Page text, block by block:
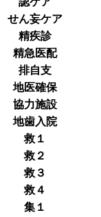
せん妄ケア
精疾診
精急医配
排自支
地医確保
協力施設
地歯入院
救１
救２
救３
救４
集１